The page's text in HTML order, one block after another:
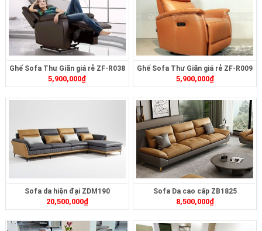
Ghế Sofa Thư Giãn giá rẻ ZF-R038
5,900,000₫
Ghế Sofa Thư Giãn giá rẻ ZF-R009
5,900,000₫
Sofa da hiện đại ZDM190
20,500,000₫
Sofa Da cao cấp ZB1825
8,500,000₫